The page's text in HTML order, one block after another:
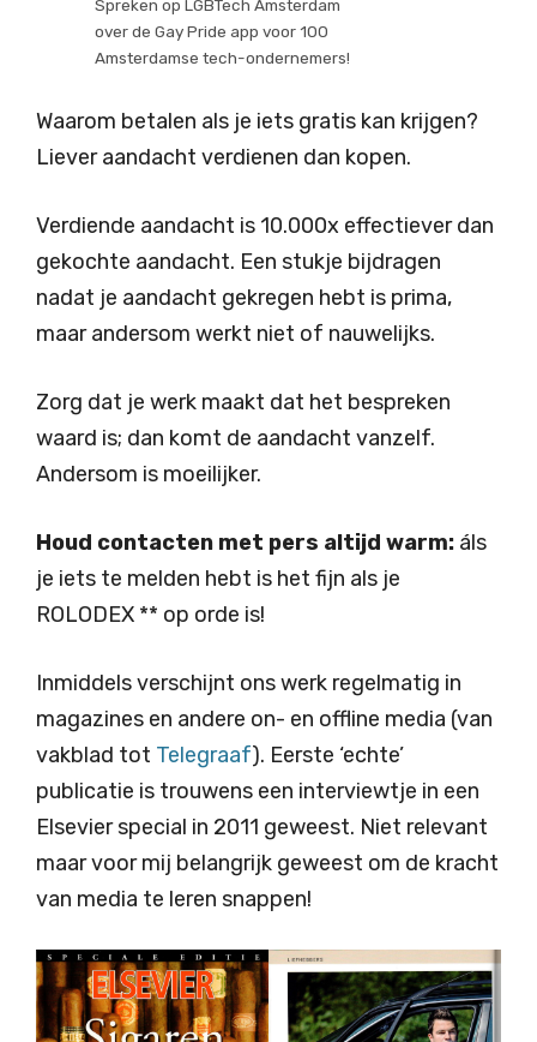
Spreken op LGBTech Amsterdam
over de Gay Pride app voor 100
Amsterdamse tech-ondernemers!
Waarom betalen als je iets gratis kan krijgen?
Liever aandacht verdienen dan kopen.
Verdiende aandacht is 10.000x effectiever dan
gekochte aandacht. Een stukje bijdragen
nadat je aandacht gekregen hebt is prima,
maar andersom werkt niet of nauwelijks.
Zorg dat je werk maakt dat het bespreken
waard is; dan komt de aandacht vanzelf.
Andersom is moeilijker.
Houd contacten met pers altijd warm: áls
je iets te melden hebt is het fijn als je
ROLODEX ** op orde is!
Inmiddels verschijnt ons werk regelmatig in
magazines en andere on- en offline media (van
vakblad tot Telegraaf). Eerste ‘echte’
publicatie is trouwens een interviewtje in een
Elsevier special in 2011 geweest. Niet relevant
maar voor mij belangrijk geweest om de kracht
van media te leren snappen!